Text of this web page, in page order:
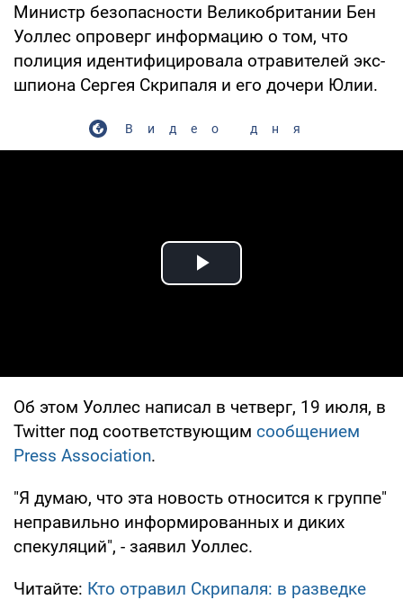
Министр безопасности Великобритании Бен
Уоллес опроверг информацию о том, что
полиция идентифицировала отравителей экс-
шпиона Сергея Скрипаля и его дочери Юлии.
Видео дня
Play Video
Об этом Уоллес написал в четверг, 19 июля, в
Twitter под соответствующим сообщением
Press Association.
"Я думаю, что эта новость относится к группе"
неправильно информированных и диких
спекуляций", - заявил Уоллес.
Читайте: Кто отравил Скрипаля: в разведке